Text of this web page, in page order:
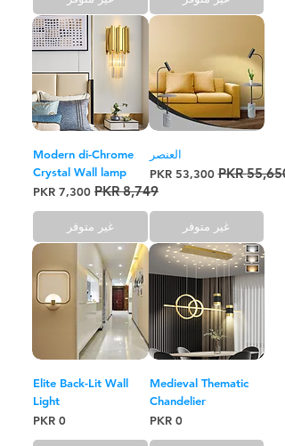
العنصر
سعر عادي
سعر البيع‏53,300 PKR
غير متوفر
Modern di-Chrome
Crystal Wall lamp
سعر عادي
سعر البيع
غير متوفر
Medieval Thematic
Chandelier
السعر‏0 PKR
Elite Back-Lit Wall
Light
السعر